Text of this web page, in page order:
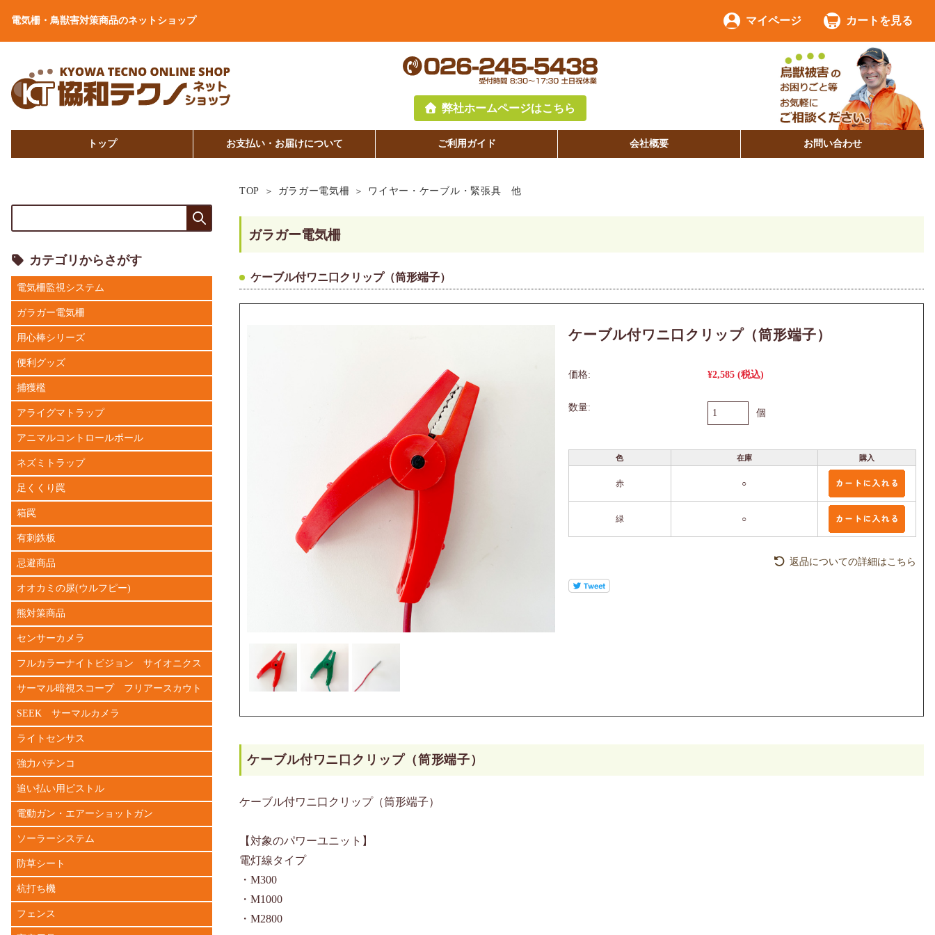
電気柵・鳥獣害対策商品のネットショップ マイページ カートを見る
弊社ホームページはこちら
トップ お支払い・お届けについて ご利用ガイド 会社概要 お問い合わせ
TOP ガラガー電気柵 ワイヤー・ケーブル・緊張具 他
ガラガー電気柵
ケーブル付ワニ口クリップ（筒形端子）
ケーブル付ワニ口クリップ（筒形端子）
価格: ¥2,585 (税込)
数量:
個
色 在庫 購入
赤 ○
緑 ○
返品についての詳細はこちら
ケーブル付ワニ口クリップ（筒形端子）
ケーブル付ワニ口クリップ（筒形端子）
【対象のパワーユニット】
電灯線タイプ
・M300
・M1000
・M2800
カテゴリからさがす
電気柵監視システム
ガラガー電気柵
用心棒シリーズ
便利グッズ
捕獲檻
アライグマトラップ
アニマルコントロールポール
ネズミトラップ
足くくり罠
箱罠
有刺鉄板
忌避商品
オオカミの尿(ウルフピー)
熊対策商品
センサーカメラ
フルカラーナイトビジョン サイオニクス
サーマル暗視スコープ フリアースカウト
SEEK サーマルカメラ
ライトセンサス
強力パチンコ
追い払い用ピストル
電動ガン・エアーショットガン
ソーラーシステム
防草シート
杭打ち機
フェンス